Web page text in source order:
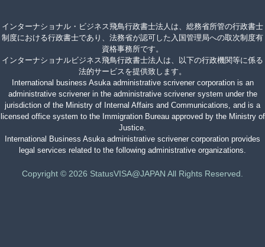
インターナショナル・ビジネス飛鳥行政書士法人は、総務省所管の行政書士
制度における行政書士であり、法務省が認可した入国管理局への取次制度有
資格事務所です。
インターナショナルビジネス飛鳥行政書士法人は、以下の行政機関等に係る
法的サービスを提供致します。
International business Asuka administrative scrivener corporation is an
administrative scrivener in the administrative scrivener system under the
jurisdiction of the Ministry of Internal Affairs and Communications, and is a
licensed office system to the Immigration Bureau approved by the Ministry of
Justice.
International Business Asuka administrative scrivener corporation provides
legal services related to the following administrative organizations.
Copyright © 2026 StatusVISA@JAPAN All Rights Reserved.